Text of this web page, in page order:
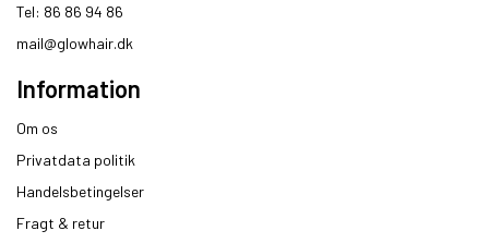
Tel: 86 86 94 86
mail@glowhair.dk
Information
Om os
Privatdata politik
Handelsbetingelser
Fragt & retur